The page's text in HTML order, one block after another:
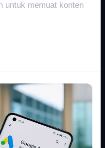
untuk memuat konten